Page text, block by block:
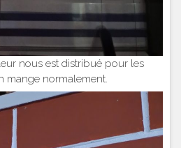
nous est distribué pour les
mange normalement.